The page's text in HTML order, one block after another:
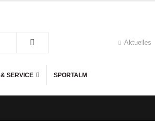
Aktuelles
SERVICE SPORTALM